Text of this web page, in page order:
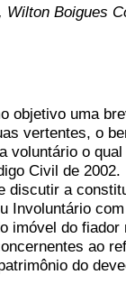
Boigues
objetivo uma
vertentes, o
voluntário o
Civil de
discutir a
Involuntário
imóvel do
ao
do